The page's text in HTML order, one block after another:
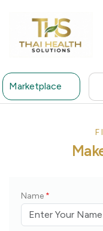
Marketplace
Name *